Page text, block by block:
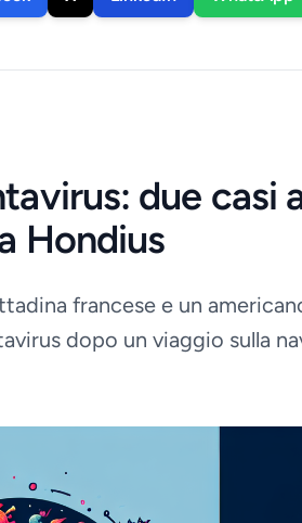
due casi
Hondius
francese e un
dopo un viaggio sulla